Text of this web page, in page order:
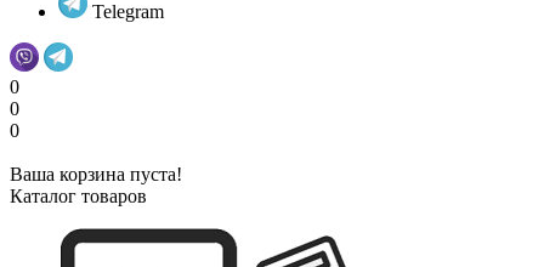
Telegram
0
0
0
Ваша корзина пуста!
Каталог товаров